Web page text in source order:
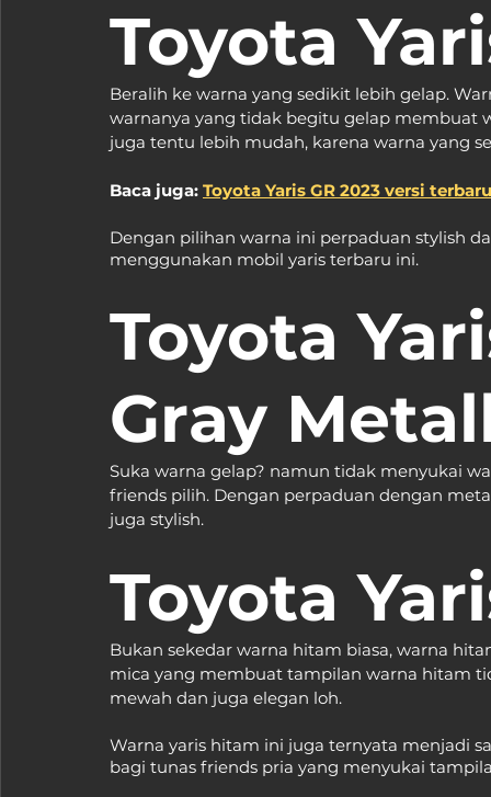
Toyota
Beralih ke warna yang sedikit lebih gelap.
warnanya yang tidak begitu gelap membuat
juga tentu lebih mudah, karena warna yang
Baca juga: Toyota Yaris GR 2023 versi
Dengan pilihan warna ini perpaduan stylish
menggunakan mobil yaris terbaru ini.
Toyota
Gray
Suka warna gelap? namun tidak menyukai
friends pilih. Dengan perpaduan dengan
juga stylish.
Toyota
Bukan sekedar warna hitam biasa, warna
mica yang membuat tampilan warna hitam
mewah dan juga elegan loh.
Warna yaris hitam ini juga ternyata menjadi
bagi tunas friends pria yang menyukai